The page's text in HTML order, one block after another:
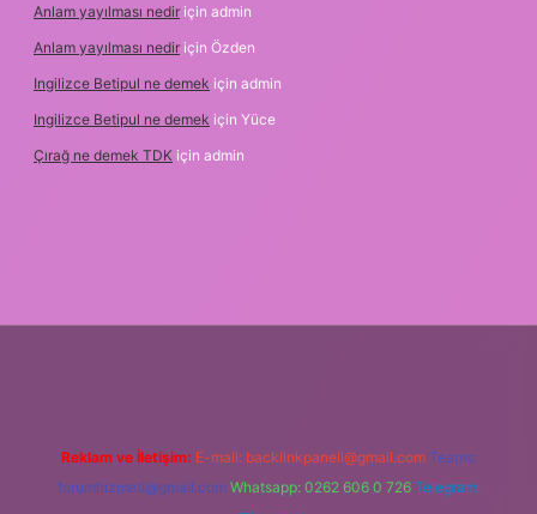
Anlam yayılması nedir için admin
Anlam yayılması nedir için Özden
Ingilizce Betipul ne demek için admin
Ingilizce Betipul ne demek için Yüce
Çırağ ne demek TDK için admin
Reklam ve İletişim: E-mail: backlinkpaneli@gmail.com Teams:
forumhizmeti@gmail.com Whatsapp: 0262 606 0 726 Telegram: